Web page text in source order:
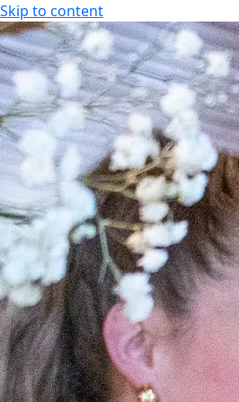
Skip to content
KOKOUS-, LOMA- JA VIIHDEKESKUS
FI
EN
KOKOUS-, LOMA- JA VIIHDEKESKUS